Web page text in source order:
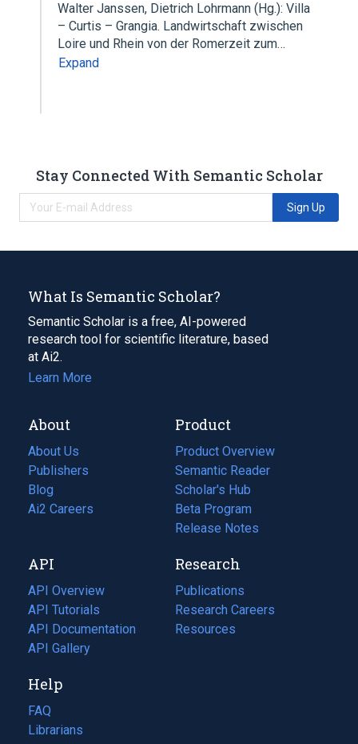
Walter Janssen, Dietrich Lohrmann (Hg.): Villa
– Curtis – Grangia. Landwirtschaft zwischen
Loire und Rhein von der Romerzeit zum…
Expand
Stay Connected With Semantic Scholar
Sign Up
What Is Semantic Scholar?
Semantic Scholar is a free, AI-powered
research tool for scientific literature, based
at Ai2.
Learn More
About
About Us
Publishers
Blog
(opens
in
tab)
Ai2 Careers
(opens
new
tab)
Product
Product Overview
Semantic Reader
Scholar's Hub
Beta Program
Release Notes
API
API Overview
API Tutorials
API Documentation
(opens
in
new
tab)
API Gallery
Research
Publications
(opens
in
a
Research Careers
(opens
in
Resources
(opens
Help
FAQ
Librarians